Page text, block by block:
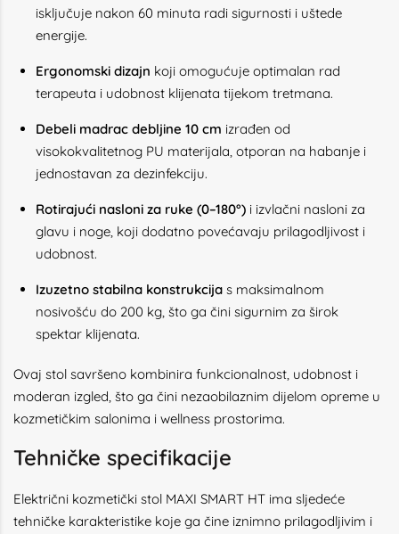
isključuje nakon 60 minuta radi sigurnosti i uštede
energije.
Ergonomski dizajn koji omogućuje optimalan rad
terapeuta i udobnost klijenata tijekom tretmana.
Debeli madrac debljine 10 cm izrađen od
visokokvalitetnog PU materijala, otporan na habanje i
jednostavan za dezinfekciju.
Rotirajući nasloni za ruke (0–180°) i izvlačni nasloni za
glavu i noge, koji dodatno povećavaju prilagodljivost i
udobnost.
Izuzetno stabilna konstrukcija s maksimalnom
nosivošću do 200 kg, što ga čini sigurnim za širok
spektar klijenata.
Ovaj stol savršeno kombinira funkcionalnost, udobnost i
moderan izgled, što ga čini nezaobilaznim dijelom opreme u
kozmetičkim salonima i wellness prostorima.
Tehničke specifikacije
Električni kozmetički stol MAXI SMART HT ima sljedeće
tehničke karakteristike koje ga čine iznimno prilagodljivim i